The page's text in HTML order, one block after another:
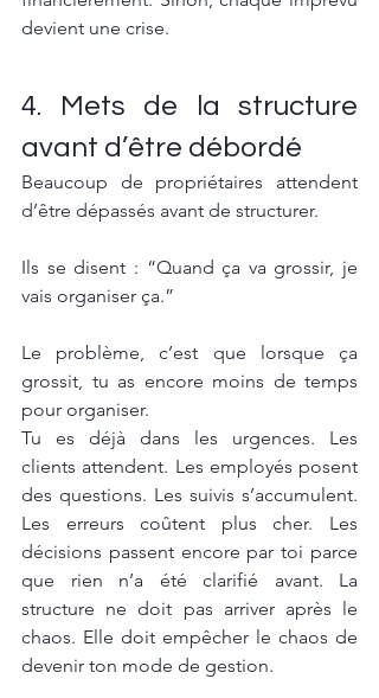
devient une crise.
4. Mets de la structure
avant d’être débordé
Beaucoup de propriétaires attendent
d’être dépassés avant de structurer.
Ils se disent : “Quand ça va grossir, je
vais organiser ça.”
Le problème, c’est que lorsque ça
grossit, tu as encore moins de temps
pour organiser.
Tu es déjà dans les urgences. Les
clients attendent. Les employés posent
des questions. Les suivis s’accumulent.
Les erreurs coûtent plus cher. Les
décisions passent encore par toi parce
que rien n’a été clarifié avant. La
structure ne doit pas arriver après le
chaos. Elle doit empêcher le chaos de
devenir ton mode de gestion.